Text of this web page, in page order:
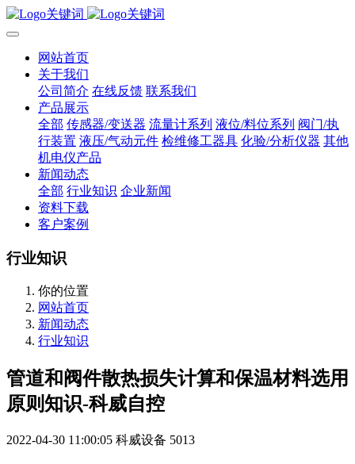
网站首页
关于我们
公司简介 在线反馈 联系我们
产品展示
全部 传感器/变送器 流量计系列 液位/料位系列 阀门/执
行装置 液压/气动元件 检维修工器具 化验/分析仪器 其他
机电仪产品
新闻动态
全部 行业知识 企业新闻
资料下载
客户案例
行业知识
你的位置
网站首页
新闻动态
行业知识
管道和阀件散热损失计算和保温材料选用
原则知识-科威自控
2022-04-30 11:00:05 科威设备 5013